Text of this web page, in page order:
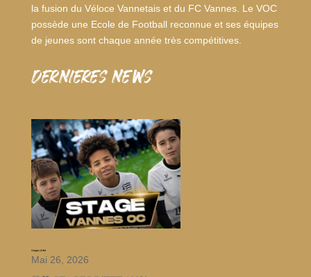
la fusion du Véloce Vannetais et du FC Vannes. Le VOC
possède une Ecole de Football reconnue et ses équipes
de jeunes sont chaque année très compétitives.
dernieres news
Stages d’été
Mai 26, 2026